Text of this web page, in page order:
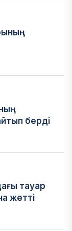
берді
тауар
жетті